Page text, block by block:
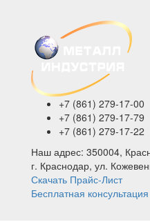
+7 (861) 279-17-00
+7 (861) 279-17-79
+7 (861) 279-17-22
Наш адрес: 350004,
г. Краснодар, ул.
Скачать Прайс-Лист
Бесплатная консультация